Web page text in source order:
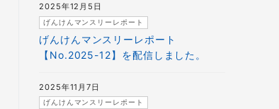
げんけんマンスリーレポート
【No.2025-12】を配信しました。
げんけんマンスリーレポート
2025年12月5日
げんけんマンスリーレポート
2025年11月7日